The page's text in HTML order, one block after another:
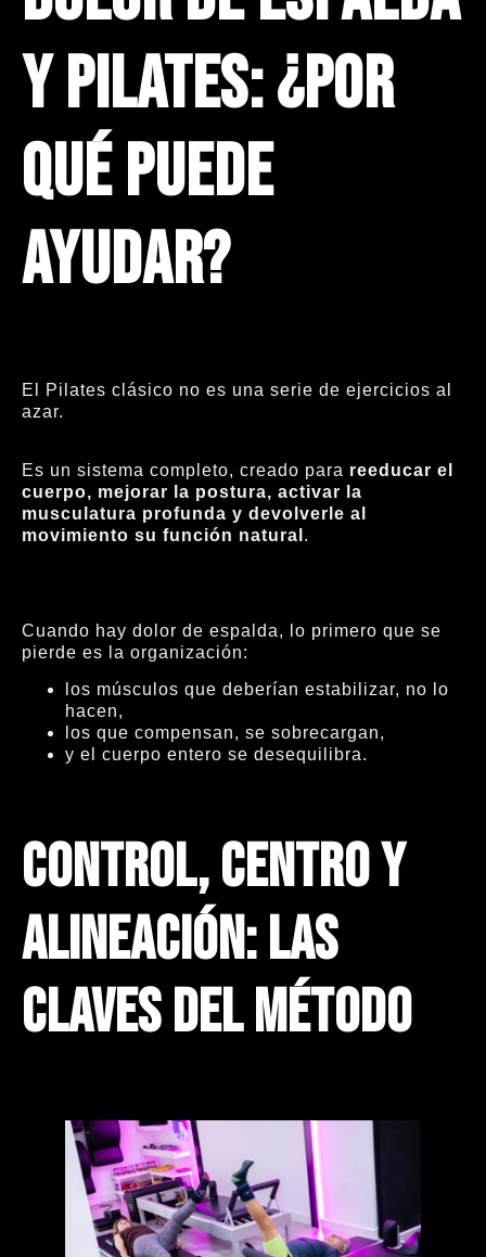
y Pilates: ¿por
qué puede
ayudar?
El Pilates clásico no es una serie de ejercicios al
azar.
Es un sistema completo, creado para reeducar el
cuerpo, mejorar la postura, activar la
musculatura profunda y devolverle al
movimiento su función natural .
Cuando hay dolor de espalda, lo primero que se
pierde es la organización:
los músculos que deberían estabilizar, no lo
hacen,
los que compensan, se sobrecargan,
y el cuerpo entero se desequilibra.
Control, centro y
alineación: las
claves del método